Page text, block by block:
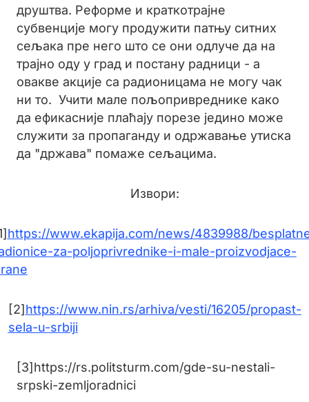
друштва. Реформе и краткотрајне
субвенције могу продужити патњу ситних
сељака пре него што се они одлуче да на
трајно оду у град и постану радници - а
овакве акције са радионицама не могу чак
ни то. Учити мале пољопривреднике како
да ефикасније плаћају порезе једино може
служити за пропаганду и одржавање утиска
да "држава" помаже сељацима.
Извори:
https://www.ekapija.com/news/4839988/
za-poljoprivrednike-i-male-proizvodjace-
[2] https://www.nin.rs/arhiva/vesti/16205/propast-
sela-u-srbiji
[3]https://rs.politsturm.com/gde-su-nestali-
srpski-zemljoradnici